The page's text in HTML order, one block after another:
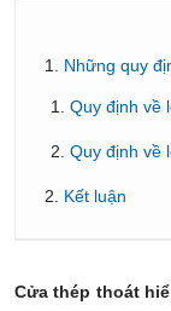
Những quy
Quy định về
Quy định về
Kết luận
Cửa thép thoát